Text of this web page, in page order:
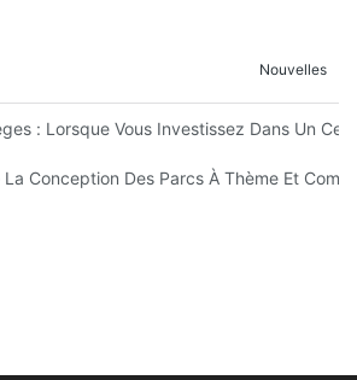
Nouvelles
60 Attractions Passionnantes.
Royaume Des Enfants De Wuhan
: Lorsque Vous Investissez Dans Un
Conception Des Parcs À Thème Et